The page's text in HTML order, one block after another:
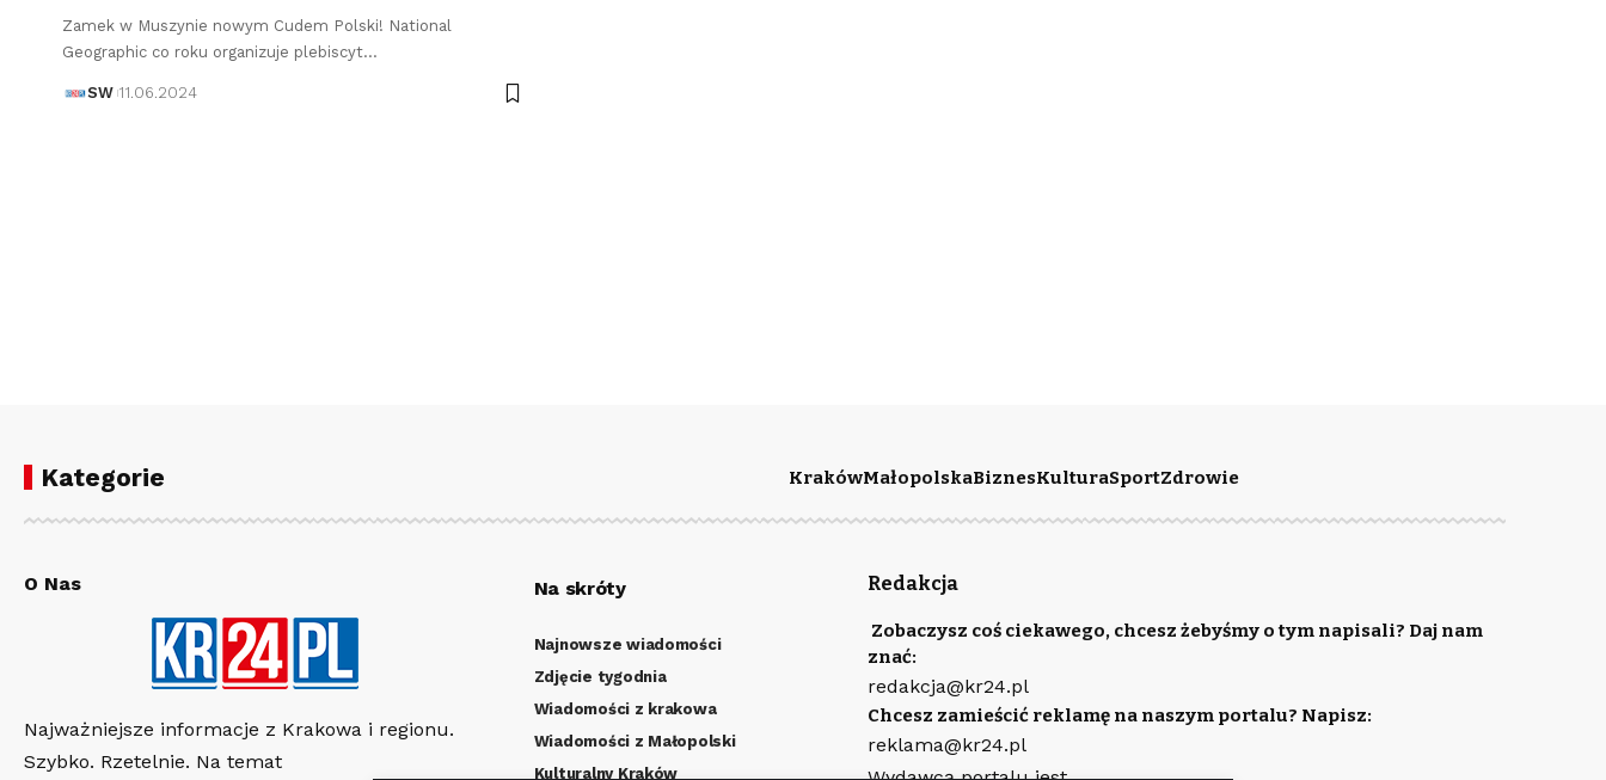
Zamek w Muszynie nowym Cudem Polski! National
Geographic co roku organizuje plebiscyt…
SW 11.06.2024
Kategorie KrakówMałopolskaBiznesKulturaSportZdrowie
O Nas
Najważniejsze informacje z Krakowa i regionu.
Szybko. Rzetelnie. Na temat
Na skróty
Najnowsze wiadomości
Zdjęcie tygodnia
Wiadomości z krakowa
Wiadomości z Małopolski
Kulturalny Kraków
Redakcja
Zobaczysz coś ciekawego, chcesz żebyśmy o tym napisali? Daj nam
znać:
redakcja@kr24.pl
Chcesz zamieścić reklamę na naszym portalu? Napisz:
reklama@kr24.pl